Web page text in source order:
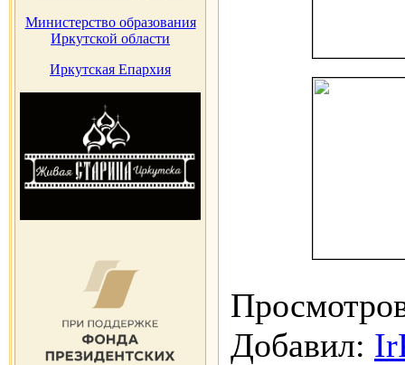
Министерство образования
Иркутской области
Иркутская Епархия
Добавил: